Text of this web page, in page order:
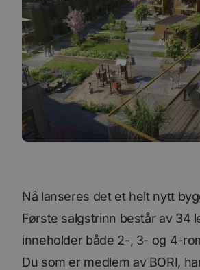
Nå lanseres det et helt nytt
Første salgstrinn består av 34
inneholder både 2-, 3- og 4-
Du som er medlem av BORI,